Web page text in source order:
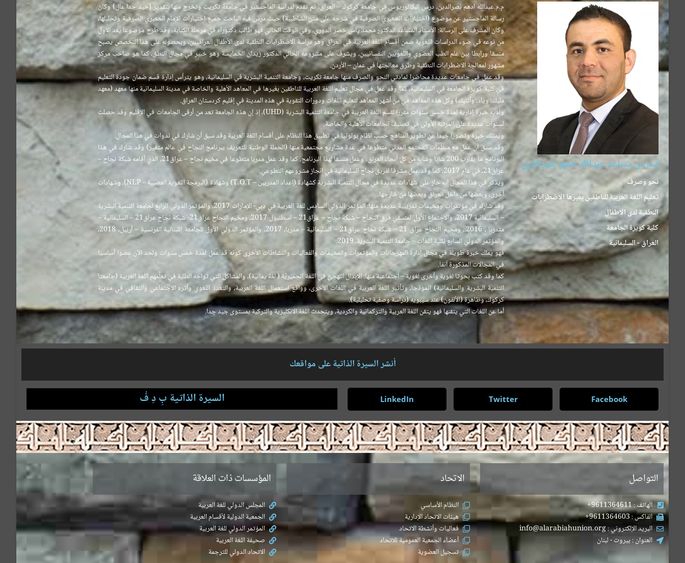
مدرس مساعد عبدالله ادهم نصرالدين
نحو وصرف
تعليم اللغة العربية للناطقين بغيرها الاضطرابات
النطقية لدى الاطفال
كلية كويزة الجامعة
العراق - السليمانية
م.م.عبدالله ادهم نصرالدين، درس البكالوريوس في جامعة كركوك – العراق، ثم تقدم لدراسة الماجستير في جامعة تكريت وتخرج منها بتقدير (جيد جدا عال) وكان
رسالة الماجستير عن موضوع (اختيارات الجعبري الصرفية في شرحه على متن الشاطبية) حيث درس فيه الباحث جميع اختيارات الإمام الجعبري الصرفية وتحليلها،
وكان المشرف على الرسالة: الأستاذ المساعد الدكتور محمد ياس خضر الدوري، وفي الوقت الحالي فهو طالب دكتوراه في مرحلة الكتابة، وقد طرح موضوعا يعد الأول
من نوعه في ضوء الدراسات اللغوية ضمن أقسام اللغة العربية في العراق وهو دراسة الاضطرابات النطقية لدى الأطفال العراقيين، وبحصوله على هذا التخصص يصبح
منسقا ورابطا بين علم الطب العضوي واللغويين النفسانيين، ويشرف على مشروعه الحالي الدكتور زيدان الخمايسة وهو خبير في مجال النطق، كما هو صاحب مركز
مشهور لمعالجة الاضطرابات النطقية وطرق معالجتها في عمان – الأردن.
وقد عمل في جامعات عديدة محاضرا لمادتي النحو والصرف منها جامعة تكريت، وجامعة التنمية البشرية في السليمانية، وهو يترأس إدارة قسم ضمان جودة التعليم
في كلية كويزة الجامعة في السليمانية، كما وقد عمل في مجال تعليم اللغة العربية للناطقين بغيرها في المعاهد الأهلية والخاصة في مدينة السليمانية منها معهد (معهد
مليك، وياد، وألتيك) وكل هذه المعاهد هي من أشهر المعاهد لتعليم اللغات ودورات التقوية في هذه المدينة في إقليم كردستان العراق.
ولديه خبرة إدارية لمدة خمس سنوات مقررا لقسم اللغة العربية في جامعة التنمية البشرية (UHD)، إذ إن هذه الجامعة تعد من أرقى الجامعات في الإقليم وقد حصلت
لسنوات عديدة على المرتبة الأولى في تصنيف الجامعات الأهلية والخاصة.
ويمتلك خبرة وتصورا جيدا عن تطوير المناهج حسب نظام بولونيا في تطبيق هذا النظام على أقسام اللغة العربية وقد سبق أن شارك في ندوات في هذا المجال.
وقد سبق أن عمل مع منظمات المجتمع المدني متطوعا في عدة مشاريع مجتمعية منها (الحملة الوطنية للتعريف ببرنامج النجاح في عالم متغير) وقد شارك في هذا
البرنامج ما يقارب 200 شابا وشابة من كل أنحاء العراق، وعمل منسقا لهذا البرنامج، كما وقد عمل مدربا متطوعا في مخيم نجاح – عراق21، الذي أقامه شبكة نجاح –
عراق21، في عام 2017، كما وقد عمل مشرفا لفريق نجاح السليمانية في انجاز مشروعهم التطوعي.
ويذكر في هذا المجال أنه حاز على شهادات عديدة في مجال التنمية البشرية كشهادة (إعداد المدربين – T.O.T) وشهادة (البرمجة اللغوية العصبية – NLP)، وشهادات
أخرى، وبعضها من داخل العراق وبعضها من خارجها.
وقد شارك في مؤتمرات ومخيمات تدريبية عديدة منها: المؤتمر الدولي السادس للغة العربية في دبي- الإمارات 2017، والمؤتمر الدولي الرابع لجامعة التنمية البشرية
– السليمانية 2017، والاجتماع الأول لمنسقي فرق النجاح – شبكة نجاح – عراق21 – اسطنبول 2017، ومخيم النجاح عراق21- شبكة نجاح عراق21 – السليمانية –
متدربا ، 2016.، ومخيم النجاح عراق 21 – شبكة نجاح عراق21 – السليمانية – مدربا، 2017، والمؤتمر الدولي الأول للجامعة اللبنانية الفرنسية – أربيل، 2018،
والمؤتمر الدولي السابع لكلية اللغات – جامعة التنمية البشرية، 2019.
فهو يملك خبرة طويلة في مجال إدارة المهرجانات والمؤتمرات والمخيمات والفعاليات والنشاطات الأخرى كونه قد عمل لمدة خمس سنوات ولحد الآن عضوا أساسيا
في المجالات المذكورة آنفا.
كما وقد كتب بحوثا لغوية وأخرى لغوية – اجتماعية منها: الإبدال اللهجيُّ في اللغة الحِمْيَريَّة ( لغة يمانية)، والمشاكل التي تواجه الطلبة في تعلُّمهم اللغة العربية (جامعتا
التنمية البشرية والسليمانية) انموذجا، وتأثير اللغة العربية في اللغات الأخرى، وواقع استعمال اللغة العربية، والتعدد اللغوي وأثره الاجتماعي والثقافي في مدينة
كركوك، وظاهرة (الألفون) عند سيبويه (دراسة وصفية تحليلية).
أما عن اللغات التي يتقنها فهو يتقن اللغة العربية والتركمانية والكردية، ويتحدث اللغة الانكليزية والتركية بمستوى جيد جدا.
أنشر السيرة الذاتية على مواقعك
Facebook
Twitter
LinkedIn السيرة الذاتية بِ دِ فْ
.
التواصل
الهاتف : 9611364611+
الفاكس : 9611364603+
البريد الإلكتروني : info@alarabiahunion.org
العنوان : بيروت - لبنان
الاتحاد
النظام الأساسي
هيئات الاتحاد الإدارية
فعاليات وأنشطة الاتحاد
أعضاء الجمعية العمومية للاتحاد
تسجيل العضوية
المؤسسات ذات العلاقة
المجلس الدولي للغة العربية
الجمعية الدولية لأقسام العربية
المؤتمر الدولي للغة العربية
صحيفة اللغة العربية
الاتحاد الدولي للترجمة